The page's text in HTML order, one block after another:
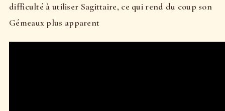
difficulté à utiliser Sagittaire, ce qui rend du coup son
Gémeaux plus apparent